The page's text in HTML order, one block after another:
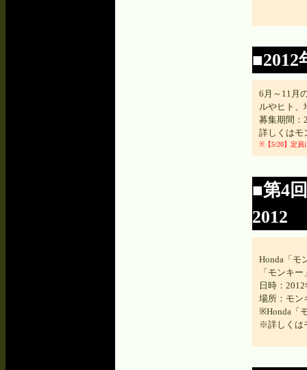
6月～11月
ルやヒト、
募集期間
詳しくはモ
※【5/20】定員
■第4
2012
Honda「モ
「モンキ
日時：
場所：モン
※Honda「
※詳しくは